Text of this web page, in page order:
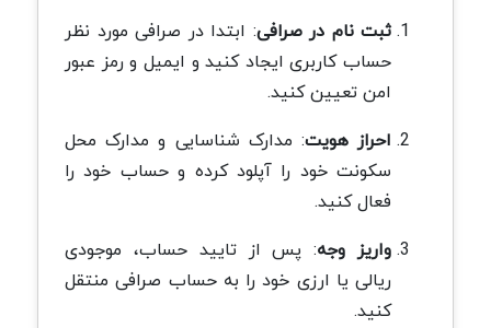
ثبت‌ نام در صرافی: ابتدا در صرافی مورد نظر
حساب کاربری ایجاد کنید و ایمیل و رمز عبور
امن تعیین کنید.
احراز هویت: مدارک شناسایی و مدارک محل
سکونت خود را آپلود کرده و حساب خود را
فعال کنید.
واریز وجه: پس از تایید حساب، موجودی
ریالی یا ارزی خود را به حساب صرافی منتقل
کنید.